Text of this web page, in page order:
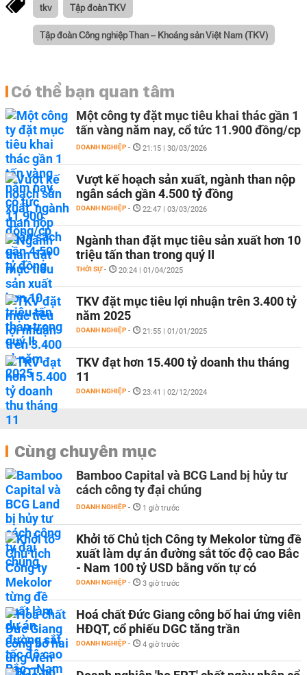
tkv Tập đoàn TKV
Tập đoàn Công nghiệp Than – Khoáng sản Việt Nam (TKV)
Có thể bạn quan tâm
Một công ty đặt mục tiêu khai thác gần 1
tấn vàng năm nay, cổ tức 11.900 đồng/cp
DOANH NGHIỆP - 21:15 | 30/03/2026
Vượt kế hoạch sản xuất, ngành than nộp
ngân sách gần 4.500 tỷ đồng
DOANH NGHIỆP - 22:47 | 03/03/2026
Ngành than đặt mục tiêu sản xuất hơn 10
triệu tấn than trong quý II
THỜI SỰ - 20:24 | 01/04/2025
TKV đặt mục tiêu lợi nhuận trên 3.400 tỷ
năm 2025
DOANH NGHIỆP - 21:55 | 01/01/2025
TKV đạt hơn 15.400 tỷ doanh thu tháng
11
DOANH NGHIỆP - 23:41 | 02/12/2024
Cùng chuyên mục
Bamboo Capital và BCG Land bị hủy tư
cách công ty đại chúng
DOANH NGHIỆP - 1 giờ trước
Khởi tố Chủ tịch Công ty Mekolor từng đề
xuất làm dự án đường sắt tốc độ cao Bắc
- Nam 100 tỷ USD bằng vốn tự có
DOANH NGHIỆP - 3 giờ trước
Hoá chất Đức Giang công bố hai ứng viên
HĐQT, cổ phiếu DGC tăng trần
DOANH NGHIỆP - 4 giờ trước